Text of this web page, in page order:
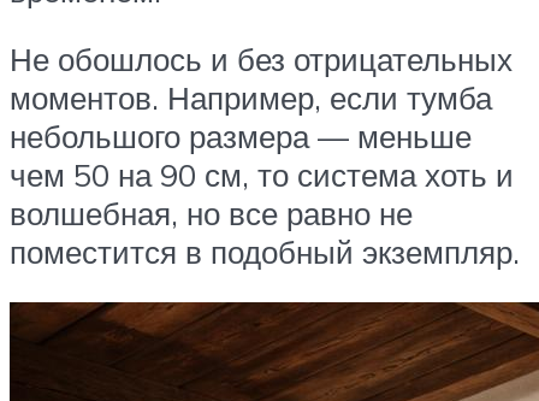
Не обошлось и без отрицательных
моментов. Например, если тумба
небольшого размера — меньше
чем 50 на 90 см, то система хоть и
волшебная, но все равно не
поместится в подобный экземпляр.